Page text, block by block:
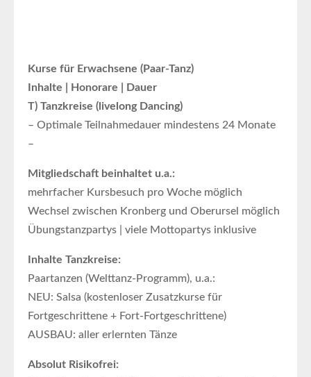
Kurse für Erwachsene (Paar-Tanz)
Inhalte | Honorare | Dauer
T) Tanzkreise (livelong Dancing)
– Optimale Teilnahmedauer mindestens 24 Monate
–
Mitgliedschaft beinhaltet u.a.:
mehrfacher Kursbesuch pro Woche möglich
Wechsel zwischen Kronberg und Oberursel möglich
Übungstanzpartys | viele Mottopartys inklusive
Inhalte Tanzkreise:
Paartanzen (Welttanz-Programm), u.a.:
NEU: Salsa (kostenloser Zusatzkurse für
Fortgeschrittene + Fort-Fortgeschrittene)
AUSBAU: aller erlernten Tänze
Absolut Risikofrei: